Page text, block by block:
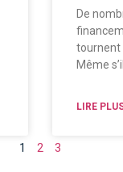
De
tournent
Même
LIRE
1 2 3